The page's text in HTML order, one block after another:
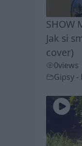
SHOW
Jak si
cover)
0views
Gipsy -